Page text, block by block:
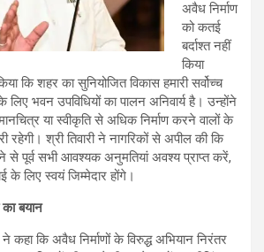
अवैध निर्माण
को कतई
बर्दाश्त नहीं
किया
कि शहर का सुनियोजित विकास हमारी सर्वोच्च
भवन उपविधियों का पालन अनिवार्य है। उन्होंने
या स्वीकृति से अधिक निर्माण करने वालों के
रहेगी। श्री तिवारी ने नागरिकों से अपील की कि
से पूर्व सभी आवश्यक अनुमतियां अवश्य प्राप्त करें,
के लिए स्वयं जिम्मेदार होंगे।
का बयान
ने कहा कि अवैध निर्माणों के विरुद्ध अभियान निरंतर